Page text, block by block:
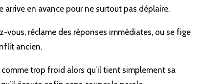
en avance pour ne surtout pas déplaire.
vous, réclame des réponses immédiates, ou se fige
ancien.
trop froid alors qu’il tient simplement sa